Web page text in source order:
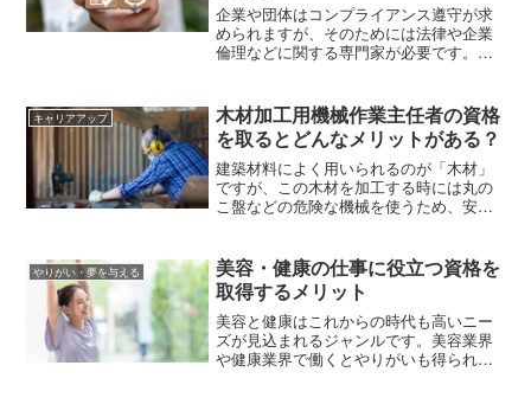
企業や団体はコンプライアンス遵守が求
められますが、そのためには法律や企業
倫理などに関する専門家が必要です。こ
や出題範囲、受験資格、受検費用などを
解説します。内部統制や法務などバック
オフィスで働く人はぜひチェックしてく
ださいね。
キャリアアップ
木材加工用機械作業主任者の資格
を取るとどんなメリットがある？
建築材料によく用いられるのが「木材」
ですが、この木材を加工する時には丸の
こ盤などの危険な機械を使うため、安全
任者」という資格について、以降で紹介
していきます。
やりがい・夢を与える
美容・健康の仕事に役立つ資格を
取得するメリット
美容と健康はこれからの時代も高いニー
ズが見込まれるジャンルです。美容業界
や健康業界で働くとやりがいも得られま